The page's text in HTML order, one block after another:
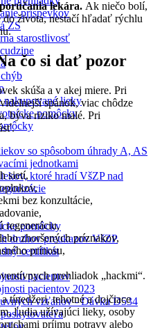
príspevkov
ZS
starostlivosť
nakupované lieky
pomôcky
so spôsobom úhrady A, AS
jednotkami
ktoré hradí VšZP nad
pomôcky
druhov preukazov VšZP
certifikát
pacientov
pacientov 2023
vzťahov - Dávka D534
lekára. Ak niečo bolí,
do života, nestačí hľadať rýchlu
čo si dať pozor
skúša a v akej miere. Pri
spánok, viac chôdze
býva riziko malé. Pri
sietí,
bez konzultácie,
regeneráciu,
zhoršených príznakov,
prínosu,
prehliadok „hackmi“.
tínedžeri, tehotné a dojčiace
ľudia užívajúci lieky, osoby
príjmu potravy alebo